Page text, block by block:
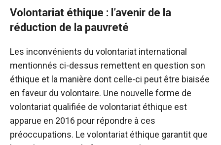
Volontariat éthique : l’avenir de la
réduction de la pauvreté
Les inconvénients du volontariat international
mentionnés ci-dessus remettent en question son
éthique et la manière dont celle-ci peut être biaisée
en faveur du volontaire. Une nouvelle forme de
volontariat qualifiée de volontariat éthique est
apparue en 2016 pour répondre à ces
préoccupations. Le volontariat éthique garantit que